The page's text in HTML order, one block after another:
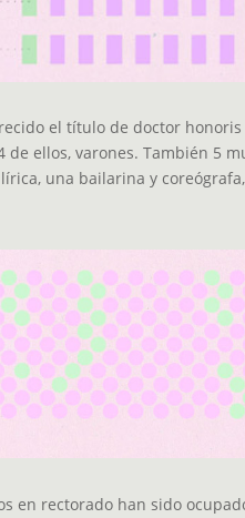
el título de doctor honoris
de ellos, varones. También 5
una bailarina y
en rectorado han sido